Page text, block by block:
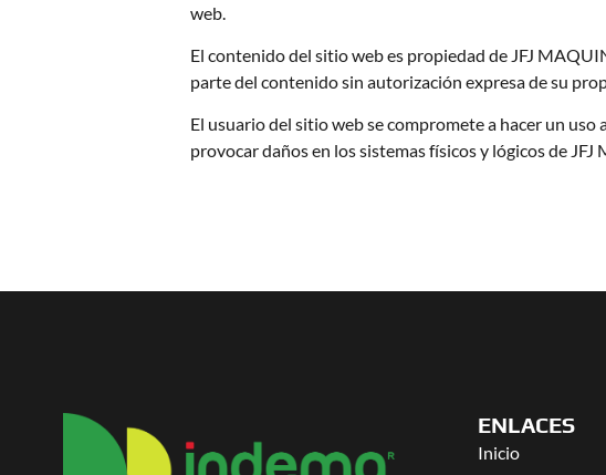
web.
El contenido del sitio web es propiedad de JFJ
parte del contenido sin autorización expresa de su
El usuario del sitio web se compromete a hacer un
provocar daños en los sistemas físicos y lógicos de JFJ
ENLACES
Inicio